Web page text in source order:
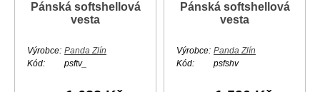
Pánská softshellová
vesta
Výrobce: Panda Zlín
Kód:
psftv_
Pánská softshellová
vesta
Výrobce: Panda Zlín
Kód:
psfshv